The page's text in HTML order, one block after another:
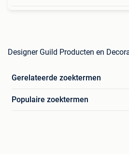
Designer Guild Producten en
Gerelateerde zoektermen
Populaire zoektermen